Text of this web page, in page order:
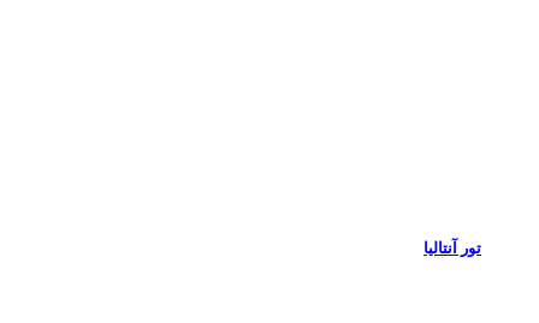
تور آنتالیا